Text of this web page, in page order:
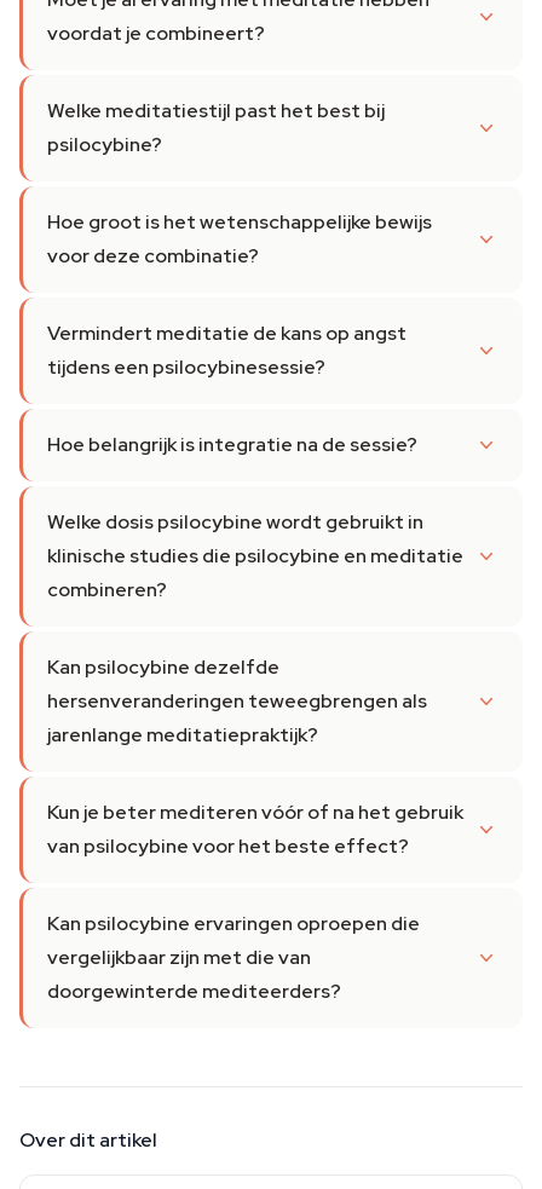
voordat je combineert?
Welke meditatiestijl past het best bij
psilocybine?
Hoe groot is het wetenschappelijke bewijs
voor deze combinatie?
Vermindert meditatie de kans op angst
tijdens een psilocybinesessie?
Hoe belangrijk is integratie na de sessie?
Welke dosis psilocybine wordt gebruikt in
klinische studies die psilocybine en meditatie
combineren?
Kan psilocybine dezelfde
hersenveranderingen teweegbrengen als
jarenlange meditatiepraktijk?
Kun je beter mediteren vóór of na het gebruik
van psilocybine voor het beste effect?
Kan psilocybine ervaringen oproepen die
vergelijkbaar zijn met die van
doorgewinterde mediteerders?
Over dit artikel